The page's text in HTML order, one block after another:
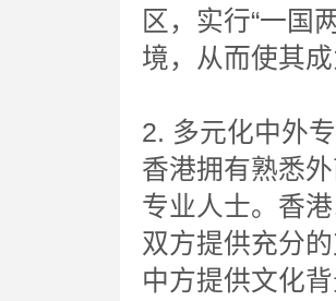
区，实行“一国
境，从而使其
2. 多元化中外
香港拥有熟悉
专业人士。香
双方提供充分
中方提供文化